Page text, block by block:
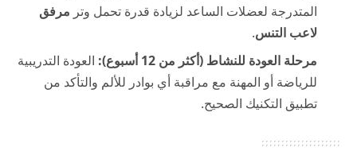
المتدرجة لعضلات الساعد لزيادة قدرة تحمل وتر مرفق
لاعب التنس.
مرحلة العودة للنشاط (أكثر من 12 أسبوع):
العودة التدريبية
للرياضة أو المهنة مع مراقبة أي بوادر للألم والتأكد من
تطبيق التكنيك الصحيح.